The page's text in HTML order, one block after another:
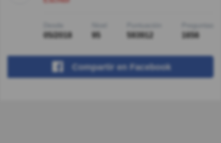
05/2018 95 593912 1656
Compartir en Facebook